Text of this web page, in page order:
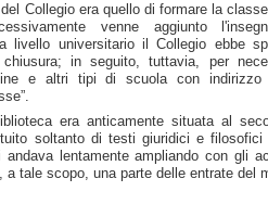
Collegio era quello di formare la
venne aggiunto
livello universitario il Collegio ebbe
in seguito, tuttavia, per
e altri tipi di scuola con indirizzo
era anticamente situata al
soltanto di testi giuridici e
lentamente ampliando con gli
a tale scopo, una parte delle entrate del